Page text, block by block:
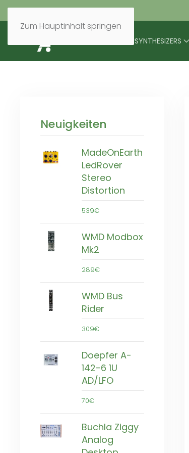
Zum Hauptinhalt springen
SYNTHESIZERS
Neuigkeiten
MadeOnEarth
LedRover
Stereo
Distortion
539€
WMD Modbox
Mk2
289€
WMD Bus
Rider
309€
Doepfer A-
142-6 1U
AD/LFO
70€
Buchla Ziggy
Analog